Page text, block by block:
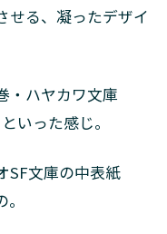
せる、凝ったデザイ
・ハヤカワ文庫
いった感じ。
SF文庫の中表紙